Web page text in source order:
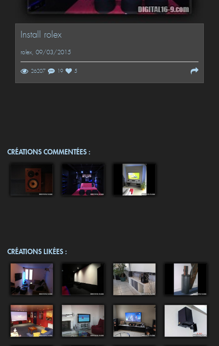
Install rolex
rolex, 09/03/2015
26207 19 5
CRÉATIONS COMMENTÉES :
CRÉATIONS LIKÉES :